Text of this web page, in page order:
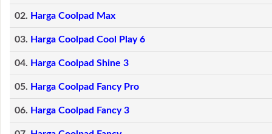
02. Harga Coolpad Max
03. Harga Coolpad Cool Play 6
04. Harga Coolpad Shine 3
05. Harga Coolpad Fancy Pro
06. Harga Coolpad Fancy 3